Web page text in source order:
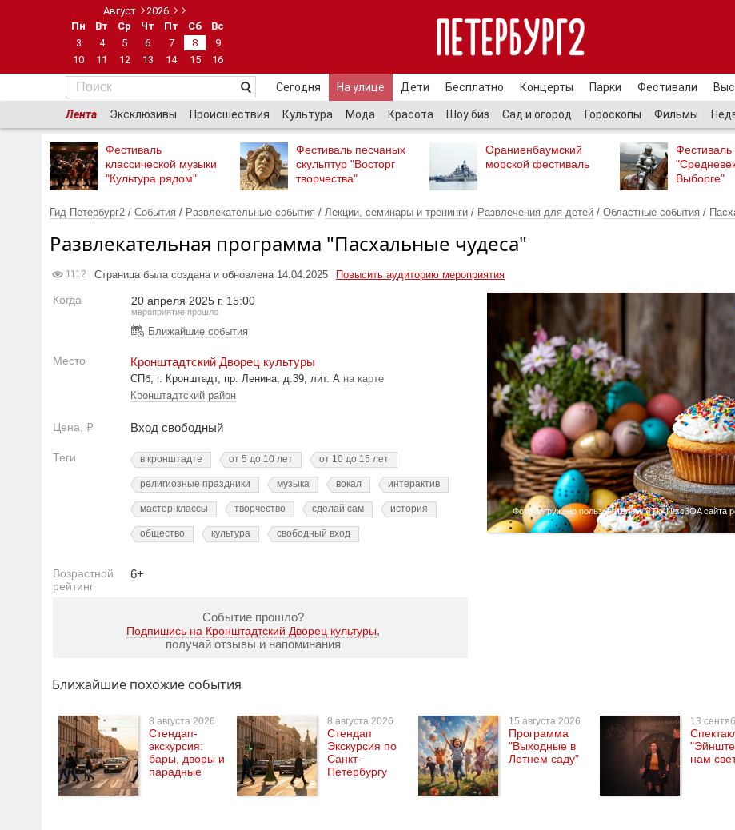
Август
2026
Пн
Вт Ср Чт Пт Сб
Вс
3
4 5 6 7 8
9
10
11 12 13 14 15 16
Сегодня На улице Дети Бесплатно Концерты Парки Фестивали
Лента Эксклюзивы Происшествия Культура Мода Красота Шоу биз Сад и огород Гороскопы Фильмы
Фестиваль
классической музыки
"Культура рядом"
Фестиваль песчаных
скульптур "Восторг
творчества"
Ораниенбаумский
морской фестиваль
Фестиваль
Выборге"
Гид Петербург2 / События / Развлекательные события / Лекции, семинары и тренинги / Развлечения для детей / Областные события /
Развлекательная программа "Пасхальные чудеса"
1112 Страница была создана и обновлена 14.04.2025 Повысить аудиторию мероприятия
Когда 20 апреля 2025 г. 15:00
мероприятие прошло
Ближайшие события
Место Кронштадтский Дворец культуры
СПб, г. Кронштадт, пр. Ленина, д.39, лит. А на карте
Кронштадтский район
Цена, Р Вход свободный
Теги в кронштадте от 5 до 10 лет от 10 до 15 лет
религиозные праздники музыка вокал интерактив
мастер-классы творчество сделай сам история
общество культура свободный вход
Возрастной
рейтинг
6+
Событие прошло?
Подпишись на Кронштадтский Дворец культуры,
получай отзывы и напоминания
Фото загружено пользователем MTk4N zc3OA сайта
Ближайшие похожие события
8 августа 2026
Стендап-
экскурсия:
бары, дворы и
парадные
8 августа 2026
Стендап
Экскурсия по
Санкт-
Петербургу
15 августа 2026
Программа
"Выходные в
Летнем саду"
13
нам